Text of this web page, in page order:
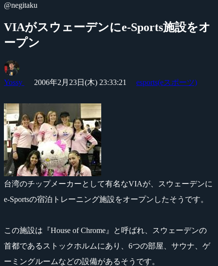
@negitaku
VIAがスウェーデンにe-Sports施設をオ
ープン
Yossy 2006年2月23日(木) 23:33:21 esports(eスポーツ)
台湾のチップメーカーとして有名なVIAが、スウェーデンに
e-Sportsの宿泊トレーニング施設をオープンしたそうです。
この施設は『House of Chrome』と呼ばれ、スウェーデンの
首都であるストックホルムにあり、6つの部屋、サウナ、ゲ
ーミングルームなどの設備があるそうです。